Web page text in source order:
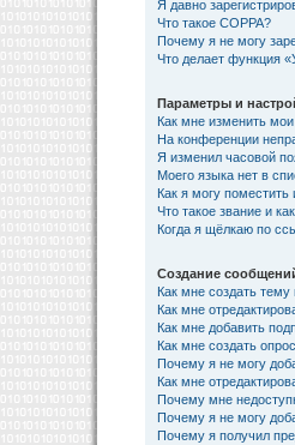
Я давно
Что такое COPPA?
Почему я не могу
Что делает функция
Параметры и
Как мне изменить мои
На конференции
Я изменил часовой
Моего языка нет в
Как я могу
Что такое звание и
Когда я щёлкаю по
Создание
Как мне создать
Как мне
Как мне добавить
Как мне создать
Почему я не могу
Как мне
Почему мне
Почему я не могу
Почему я получил